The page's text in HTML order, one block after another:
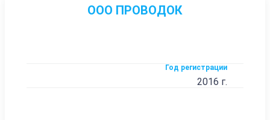
ООО ПРОВОДОК
Год регистрации
2016 г.